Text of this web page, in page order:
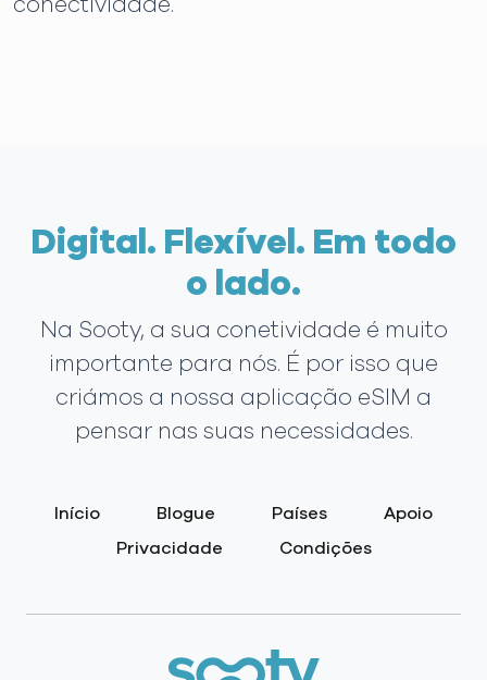
conectividade.
Digital. Flexível. Em todo
o lado.
Na Sooty, a sua conetividade é muito
importante para nós. É por isso que
criámos a nossa aplicação eSIM a
pensar nas suas necessidades.
Início Blogue Países
Apoio
Privacidade
Condições